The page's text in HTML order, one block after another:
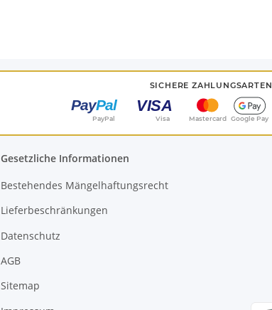
SICHERE ZAHLUNGSARTEN
PayPal Visa Mastercard Google Pay
Gesetzliche Informationen
Bestehendes Mängelhaftungsrecht
Lieferbeschränkungen
Datenschutz
AGB
Sitemap